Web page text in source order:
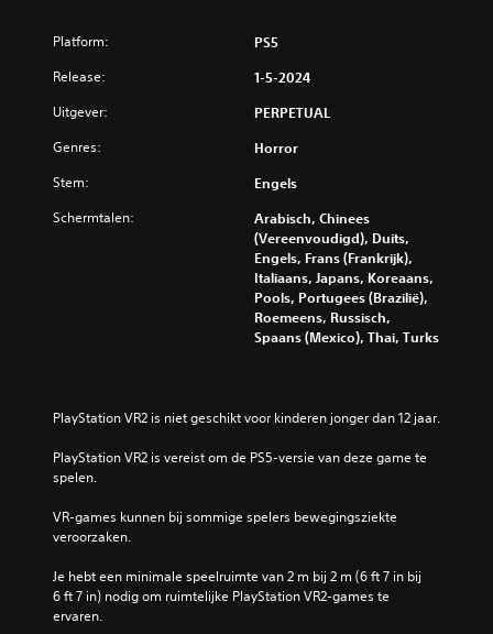
Platform: PS5
Release: 1-5-2024
Uitgever: PERPETUAL
Genres: Horror
Stem: Engels
Schermtalen:
Arabisch, Chinees
(Vereenvoudigd), Duits,
Engels, Frans (Frankrijk),
Italiaans, Japans, Koreaans,
Pools, Portugees (Brazilië),
Roemeens, Russisch,
Spaans (Mexico), Thai, Turks
PlayStation VR2 is niet geschikt voor kinderen jonger dan 12 jaar.
PlayStation VR2 is vereist om de PS5-versie van deze game te
spelen.
VR-games kunnen bij sommige spelers bewegingsziekte
veroorzaken.
Je hebt een minimale speelruimte van 2 m bij 2 m (6 ft 7 in bij
6 ft 7 in) nodig om ruimtelijke PlayStation VR2-games te
ervaren.